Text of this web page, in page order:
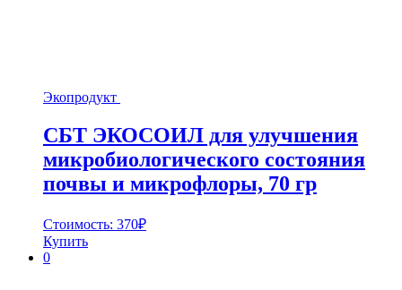
Экопродукт
СБТ ЭКОСОИЛ для улучшения
микробиологического состояния
почвы и микрофлоры, 70 гр
Стоимость: 370₽
Купить
0